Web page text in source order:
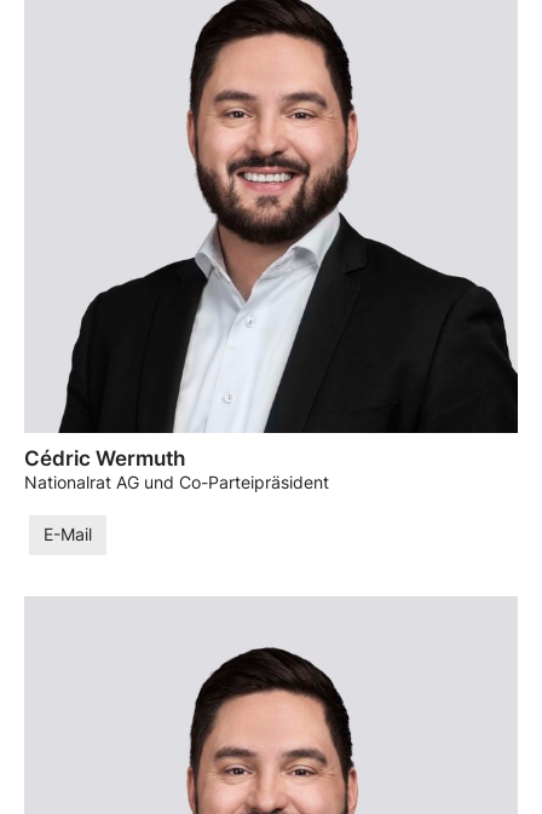
Cédric Wermuth
Nationalrat AG und Co-Parteipräsident
E-Mail